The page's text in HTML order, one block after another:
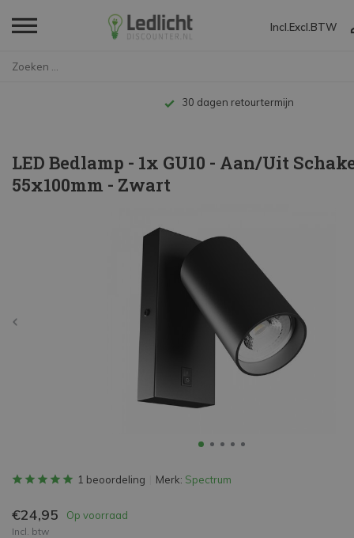
Incl. Excl. BTW
Tot 10 jaar garantie
LED Bedlamp - 1x GU10 - Aan/Uit
55x100mm - Zwart
1 beoordeling Merk: Spectrum
€24,95 Op voorraad
Incl. btw